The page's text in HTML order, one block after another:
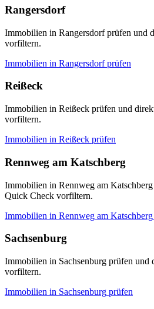
Rangersdorf
Immobilien in Rangersdorf prüfen und
vorfiltern.
Immobilien in Rangersdorfprüfen
Reißeck
Immobilien in Reißeck prüfen und
vorfiltern.
Immobilien in Reißeck prüfen
Rennweg am Katschberg
Immobilien in Rennweg am
Quick Check vorfiltern.
Immobilien in Rennweg am Katschberg
Sachsenburg
Immobilien in Sachsenburg prüfen
vorfiltern.
Immobilien in Sachsenburg prüfen